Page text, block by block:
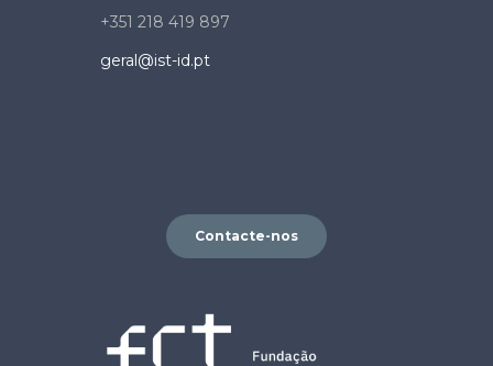
+351 218 419 897
geral@ist-id.pt
Contacte-nos